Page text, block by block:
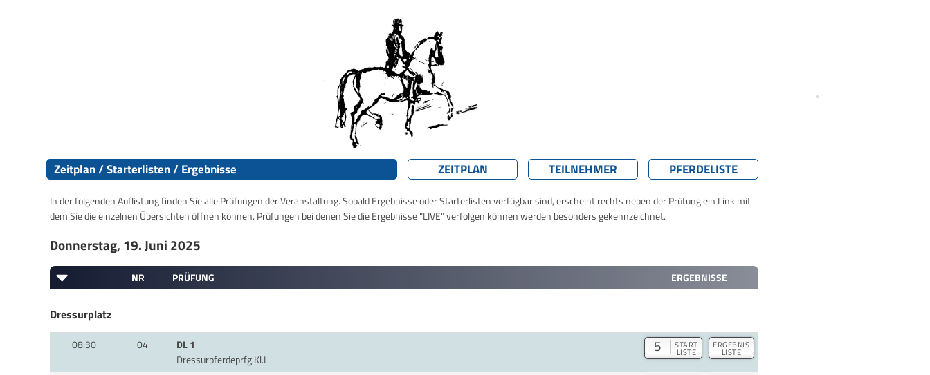
Zeitplan / Starterlisten / Ergebnisse ZEITPLAN TEILNEHMER PFERDELISTE
In der folgenden Auflistung finden Sie alle Prüfungen der Veranstaltung. Sobald Ergebnisse oder Starterlisten verfügbar sind, erscheint rechts neben der Prüfung ein Link mit
dem Sie die einzelnen Übersichten öffnen können. Prüfungen bei denen Sie die Ergebnisse "LIVE" verfolgen können werden besonders gekennzeichnet.
Donnerstag, 19. Juni 2025
NR PRÜFUNG ERGEBNISSE
Dressurplatz
08:30 04
DL 1
Dressurpferdeprfg.Kl.L
5 START
LISTE
ERGEBNIS
LISTE